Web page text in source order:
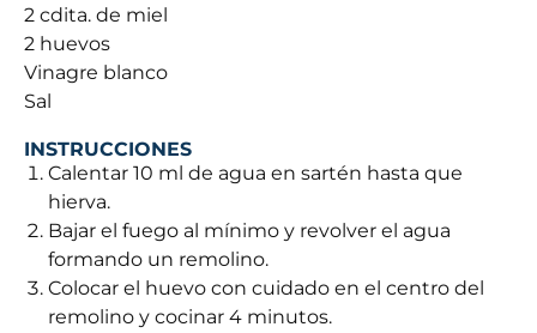
2 cdita. de miel
2 huevos
Vinagre blanco
Sal
INSTRUCCIONES
Calentar 10 ml de agua en sartén hasta que
hierva.
Bajar el fuego al mínimo y revolver el agua
formando un remolino.
Colocar el huevo con cuidado en el centro del
remolino y cocinar 4 minutos.